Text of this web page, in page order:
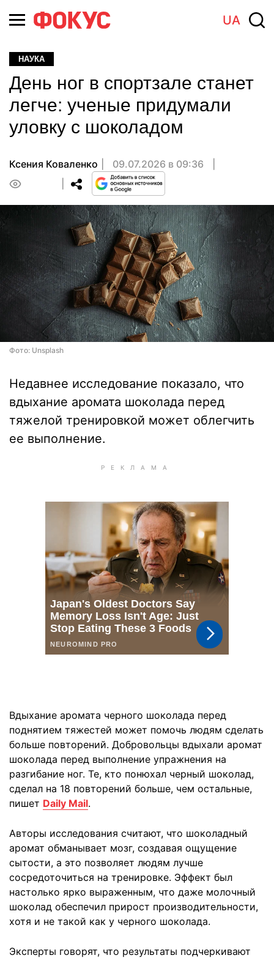
UA
НАУКА
День ног в спортзале станет
легче: ученые придумали
уловку с шоколадом
Ксения Коваленко
09.07.2026 в 09:36
Фото: Unsplash
Недавнее исследование показало, что
вдыхание аромата шоколада перед
тяжелой тренировкой может облегчить
ее выполнение.
Вдыхание аромата черного шоколада перед
поднятием тяжестей может помочь людям сделать
больше повторений. Добровольцы вдыхали аромат
шоколада перед выполнение упражнения на
разгибание ног. Те, кто понюхал черный шоколад,
сделал на 18 повторений больше, чем остальные,
пишет Daily Mail.
Авторы исследования считают, что шоколадный
аромат обманывает мозг, создавая ощущение
сытости, а это позволяет людям лучше
сосредоточиться на тренировке. Эффект был
настолько ярко выраженным, что даже молочный
шоколад обеспечил прирост производительности,
хотя и не такой как у черного шоколада.
Эксперты говорят, что результаты подчеркивают